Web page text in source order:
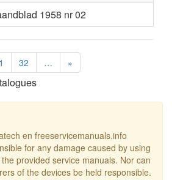
1958 nr 02
32 … »
en freeservicemanuals.info
for any damage caused by using
provided service manuals. Nor can
of the devices be held responsible.